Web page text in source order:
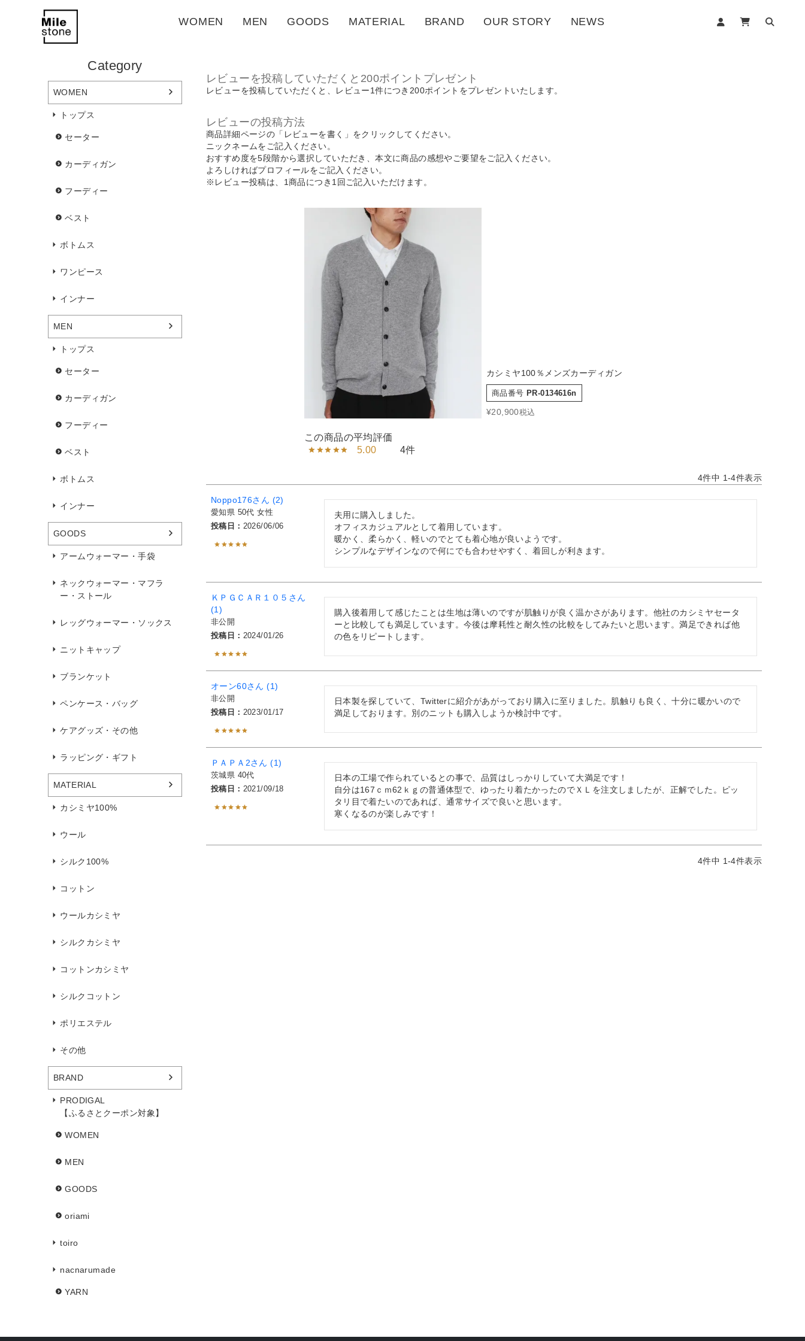
WOMEN MEN GOODS MATERIAL BRAND OUR STORY NEWS
Category
WOMEN
トップス
セーター
カーディガン
フーディー
ベスト
ボトムス
ワンピース
インナー
MEN
トップス
セーター
カーディガン
フーディー
ベスト
ボトムス
インナー
GOODS
アームウォーマー・手袋
ネックウォーマー・マフラ
ー・ストール
レッグウォーマー・ソックス
ニットキャップ
ブランケット
ペンケース・バッグ
ケアグッズ・その他
ラッピング・ギフト
MATERIAL
カシミヤ100%
ウール
シルク100%
コットン
ウールカシミヤ
シルクカシミヤ
コットンカシミヤ
シルクコットン
ポリエステル
その他
BRAND
PRODIGAL
【ふるさとクーポン対象】
WOMEN
MEN
GOODS
oriami
toiro
nacnarumade
YARN
レビューを投稿していただくと200ポイントプレゼント
レビューを投稿していただくと、レビュー1件につき200ポイントをプレゼントいたします。
レビューの投稿方法
商品詳細ページの「レビューを書く」をクリックしてください。
ニックネームをご記入ください。
おすすめ度を5段階から選択していただき、本文に商品の感想やご要望をご記入ください。
よろしければプロフィールをご記入ください。
※レビュー投稿は、1商品につき1回ご記入いただけます。
カシミヤ100％メンズカーディガン
商品番号 PR-0134616n
¥20,900税込
5.00 4
4件中 1-4件表示
Noppo176
2
愛知県 50代 女性
投稿日
2026/06/06
夫用に購入しました。
オフィスカジュアルとして着用しています。
暖かく、柔らかく、軽いのでとても着心地が良いようです。
シンプルなデザインなので何にでも合わせやすく、着回しが利きます。
ＫＰＧＣＡＲ１０５
1
非公開
投稿日
2024/01/26
購入後着用して感じたことは生地は薄いのですが肌触りが良く温かさがあります。他社のカシミヤセータ
ーと比較しても満足しています。今後は摩耗性と耐久性の比較をしてみたいと思います。満足できれば他
の色をリピートします。
オーン60
1
非公開
投稿日
2023/01/17
日本製を探していて、Twitterに紹介があがっており購入に至りました。肌触りも良く、十分に暖かいので
満足しております。別のニットも購入しようか検討中です。
ＰＡＰＡ2
1
茨城県 40代
投稿日
2021/09/18
日本の工場で作られているとの事で、品質はしっかりしていて大満足です！
自分は167ｃｍ62ｋｇの普通体型で、ゆったり着たかったのでＸＬを注文しましたが、正解でした。ピッ
タリ目で着たいのであれば、通常サイズで良いと思います。
寒くなるのが楽しみです！
4件中 1-4件表示